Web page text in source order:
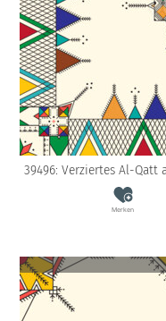
39496: Verziertes Al-Qatt
Merken